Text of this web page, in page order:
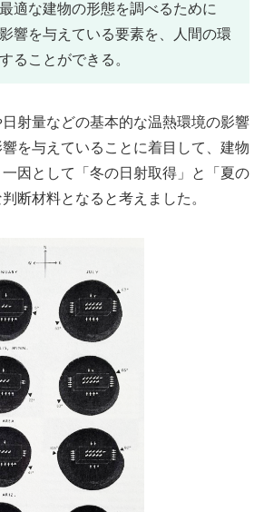
適な建物の形態を調べるために
響を与えている要素を、人間の環
ることができる。
射量などの基本的な温熱環境の影響
を与えていることに着目して、建物
因として「冬の日射取得」と「夏の
断材料となると考えました。